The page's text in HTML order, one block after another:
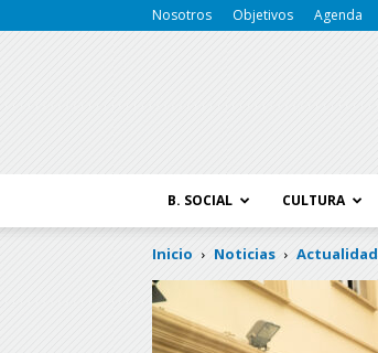
Nosotros Objetivos Agenda
B. SOCIAL CULTURA
Inicio Noticias Actualidad